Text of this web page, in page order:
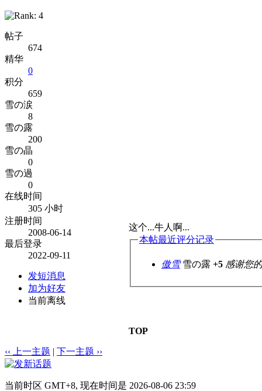
帖子
674
精华
0
积分
659
雪の涙
8
雪の露
200
雪の晶
0
雪の過
0
在线时间
305 小时
注册时间
2008-06-14
最后登录
2022-09-11
发短消息
加为好友
当前离线
这个...牛人啊...
本帖最近评分记录
傲雪 雪の露 +5 感谢您
TOP
‹‹ 上一主题 | 下一主题 ››
当前时区 GMT+8, 现在时间是 2026-08-06 23:59